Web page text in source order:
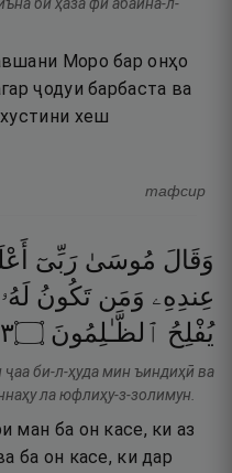
Моро бар онҳо
ҷодуи барбаста ва
хеш
тафсир
وَقَالَ مُوسَىٰ رَبِّىٓ
عِندِهِۦ وَمَن تَكُونُ لَهُۥ
يُفْلِحُ ٱلظَّـٰلِمُونَ ۝
би-л-ҳуда мин ъиндиҳӣ ва
ла юфлиҳу-з-золимун.
ман ба он касе, ки аз
ба он касе, ки дар